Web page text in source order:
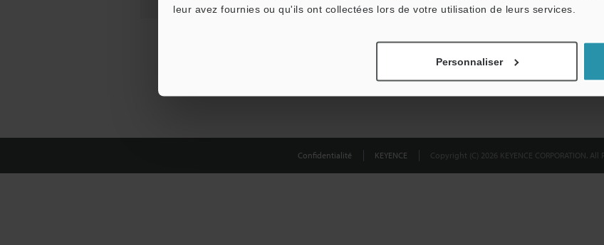
leur avez fournies ou qu'ils ont collectées lors de votre utilisation de leurs services.
Personnaliser
Confidentialité KEYENCE Copyright (C) 2026 KEYENCE CORPORATION. All